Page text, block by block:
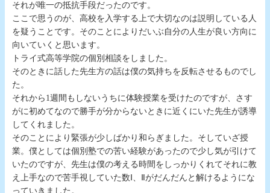
それが唯一の抵抗手段だったのです。
ここで思うのが、高校を入学する上で大切なのは説明している人
を疑うことです。そのことによりだいぶ自分の人生が良い方向に
向いていくと思います。
トライ式高等学院の個別相談をしました。
そのときに話した先生方の話は僕の気持ちを反転させるものでし
た。
それから1週間もしないうちに体験授業を受けたのですが、さす
がに初めてなので勝手が分からないときに近くにいた先生が誘導
してくれました。
そのことにより緊張が少しばかり和らぎました。そしていざ授
業。僕としては個別塾での苦い経験があったので少し気が引けて
いたのですが、先生は僕の考える時間をしっかりくれてそれに教
え上手なので苦手視していた数Ⅰ、Ⅱがだんだんと解けるようにな
っていきました。